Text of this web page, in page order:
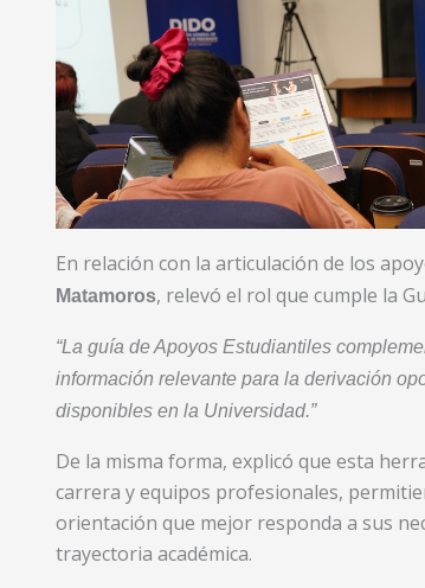
En relación con la articulación de los
Matamoros, relevó el rol que cumple la
“La guía de Apoyos Estudiantiles
información relevante para la derivación
disponibles en la Universidad.”
De la misma forma, explicó que esta
carrera y equipos profesionales,
orientación que mejor responda a sus
trayectoria académica.